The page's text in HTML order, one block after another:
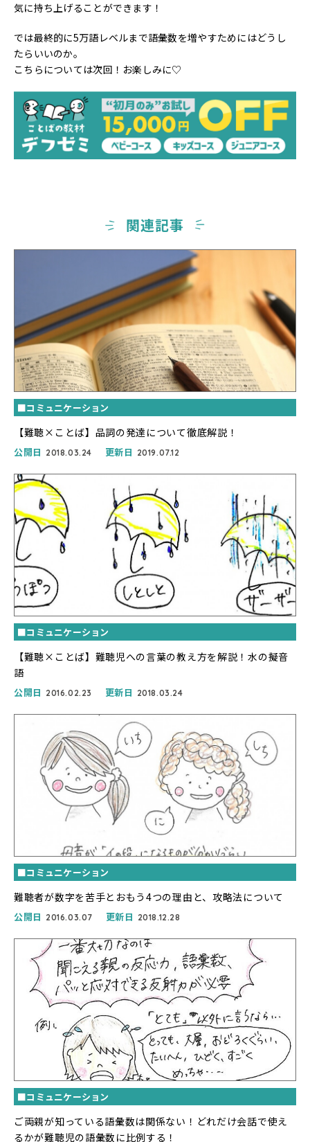
気に持ち上げることができます！
では最終的に5万語レベルまで語彙数を増やすためにはどうし
たらいいのか。
こちらについては次回！お楽しみに♡
関連記事
■コミュニケーション
【難聴×ことば】品詞の発達について徹底解説！
公開日 2018.03.24 更新日 2019.07.12
■コミュニケーション
【難聴×ことば】難聴児への言葉の教え方を解説！水の擬音
語
公開日 2016.02.23 更新日 2018.03.24
■コミュニケーション
難聴者が数字を苦手とおもう4つの理由と、攻略法について
公開日 2016.03.07 更新日 2018.12.28
■コミュニケーション
ご両親が知っている語彙数は関係ない！どれだけ会話で使え
るかが難聴児の語彙数に比例する！